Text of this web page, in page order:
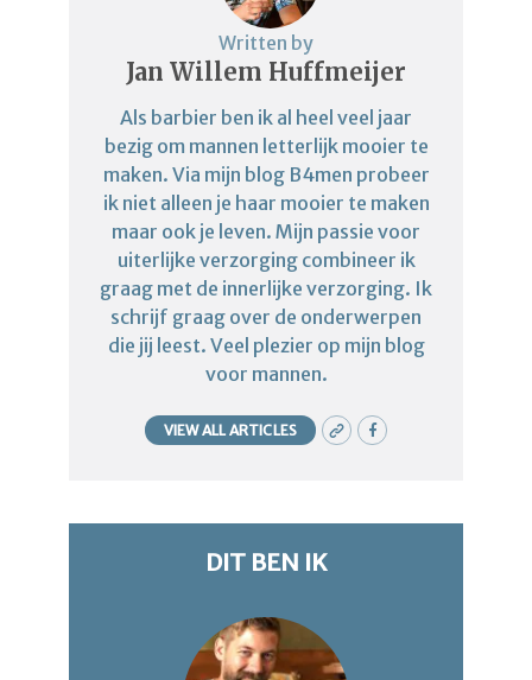
Written by
Jan Willem Huffmeijer
Als barbier ben ik al heel veel jaar
bezig om mannen letterlijk mooier te
maken. Via mijn blog B4men probeer
ik niet alleen je haar mooier te maken
maar ook je leven. Mijn passie voor
uiterlijke verzorging combineer ik
graag met de innerlijke verzorging. Ik
schrijf graag over de onderwerpen
die jij leest. Veel plezier op mijn blog
voor mannen.
VIEW ALL ARTICLES
DIT BEN IK